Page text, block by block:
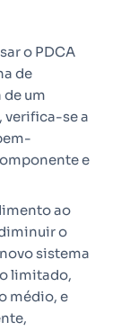
o PDCA
de
um
verifica-se a
e
ao
o
sistema
limitado,
médio, e